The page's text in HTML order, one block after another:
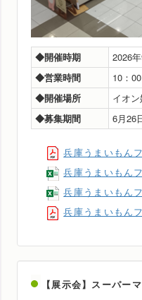
◆開催時期
2026
◆営業時間
10：
◆開催場所
イオ
◆募集期間
6月26
兵庫うまいもん
兵庫うまいもん
兵庫うまいもん
兵庫うまいもん
【展示会】スーパー